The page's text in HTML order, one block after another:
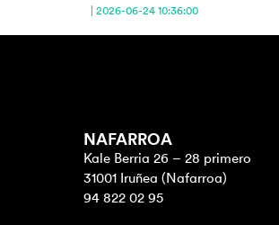
| 2026-06-24 10:36:00
NAFARROA
Kale Berria 26 – 28 primero
31001 Iruñea (Nafarroa)
94 822 02 95